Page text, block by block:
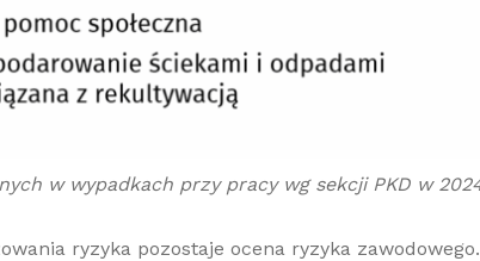
w wypadkach przy pracy wg sekcji PKD w
ryzyka pozostaje ocena ryzyka